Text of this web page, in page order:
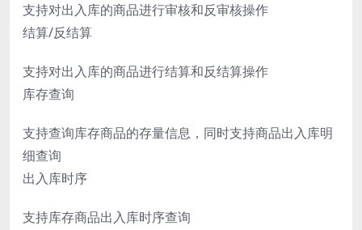
支持对出入库的商品进行审核和反审核操作
结算/反结算
支持对出入库的商品进行结算和反结算操作
库存查询
支持查询库存商品的存量信息，同时支持商品出入库明
细查询
出入库时序
支持库存商品出入库时序查询